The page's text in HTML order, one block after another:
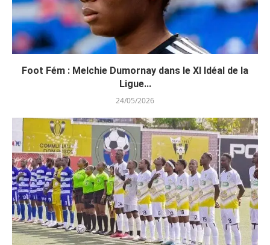
Foot Fém : Melchie Dumornay dans le XI Idéal de la
Ligue...
24/05/2026